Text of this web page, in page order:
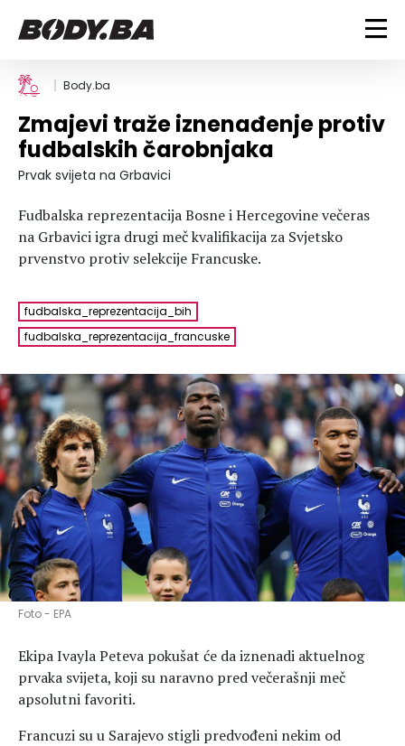
FITNESS
Vježbanje
Mršanje
Discipline
BODYBUILDING
Trening i vježbe
Savjeti
Ostalo
ISHRANA
Dijete
Nutricionizam
Recepti
Suplementi
Tablica kalorija
ZDRAVLJE
Um i tijelo
Povrede i bolesti
Lifestyle
Trudnice
Bodybuilding
Fitness
Ishrana
Zdravlje
Hedonizam
VODA
MAGAZIN
Njega nje
Njega njega
Šminka
Tehnologija
KALORIJE
Body.ba
Zmajevi traže iznenađenje protiv
fudbalskih čarobnjaka
Prvak svijeta na Grbavici
Fudbalska reprezentacija Bosne i Hercegovine večeras
na Grbavici igra drugi meč kvalifikacija za Svjetsko
prvenstvo protiv selekcije Francuske.
fudbalska_reprezentacija_bih
fudbalska_reprezentacija_francuske
Foto - EPA
Ekipa Ivayla Peteva pokušat će da iznenadi aktuelnog
prvaka svijeta, koji su naravno pred večerašnji meč
apsolutni favoriti.
Francuzi su u Sarajevo stigli predvođeni nekim od